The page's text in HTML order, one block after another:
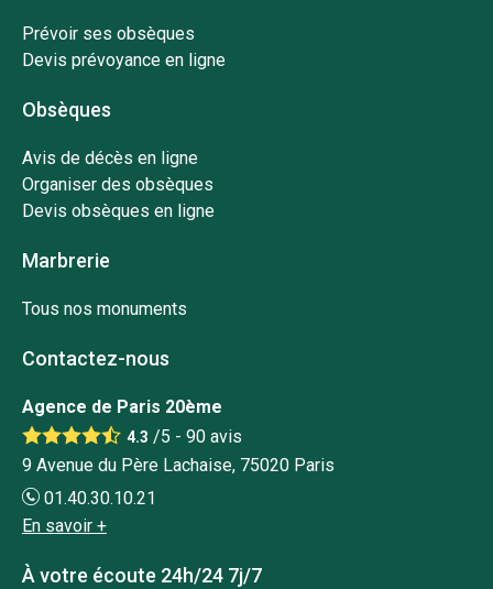
Prévoir ses obsèques
Devis prévoyance en ligne
Obsèques
Avis de décès en ligne
Organiser des obsèques
Devis obsèques en ligne
Marbrerie
Tous nos monuments
Contactez-nous
Agence de Paris 20ème
4.3 /5 - 90 avis
9 Avenue du Père Lachaise, 75020 Paris
01.40.30.10.21
En savoir +
À votre écoute 24h/24 7j/7